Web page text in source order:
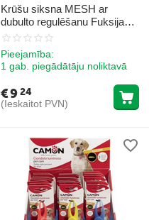
Krūšu siksna MESH ar
dubulto regulēšanu Fuksija
XS
Pieejamība:
1 gab. piegādātāju noliktavā
€924
(Ieskaitot PVN)